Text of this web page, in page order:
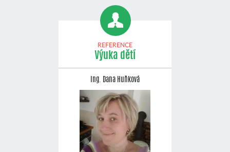
REFERENCE
Výuka dětí
Ing. Dana Huňková